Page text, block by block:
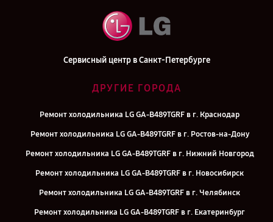
Сервисный центр в Санкт-Петербурге
ДРУГИЕ ГОРОДА
Ремонт холодильника LG GA-B489TGRF в г. Краснодар
Ремонт холодильника LG GA-B489TGRF в г. Ростов-на-Дону
Ремонт холодильника LG GA-B489TGRF в г. Нижний Новгород
Ремонт холодильника LG GA-B489TGRF в г. Новосибирск
Ремонт холодильника LG GA-B489TGRF в г. Челябинск
Ремонт холодильника LG GA-B489TGRF в г. Екатеринбург